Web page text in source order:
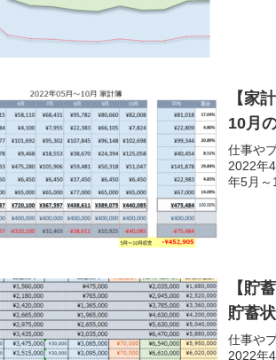
【家
10月
仕事や
2022年
年5月～
【貯
貯蓄
仕事や
2022年